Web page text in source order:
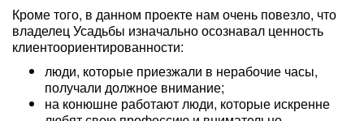
Кроме того, в данном проекте нам очень повезло, что
владелец Усадьбы изначально осознавал ценность
клиентоориентированности:
люди, которые приезжали в нерабочие часы,
получали должное внимание;
на конюшне работают люди, которые искренне